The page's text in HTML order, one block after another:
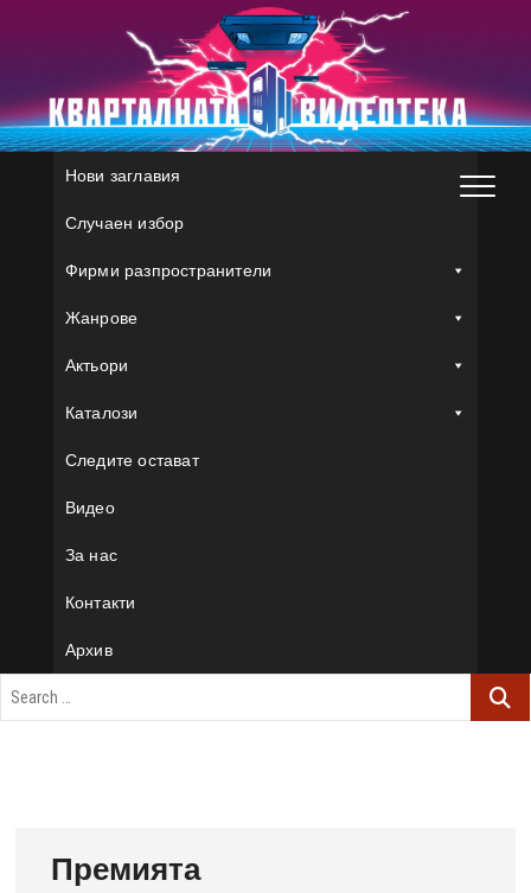
Нови заглавия
Случаен избор
Фирми разпространители
Жанрове
Актьори
Каталози
Следите остават
Видео
За нас
Контакти
Архив
Премията